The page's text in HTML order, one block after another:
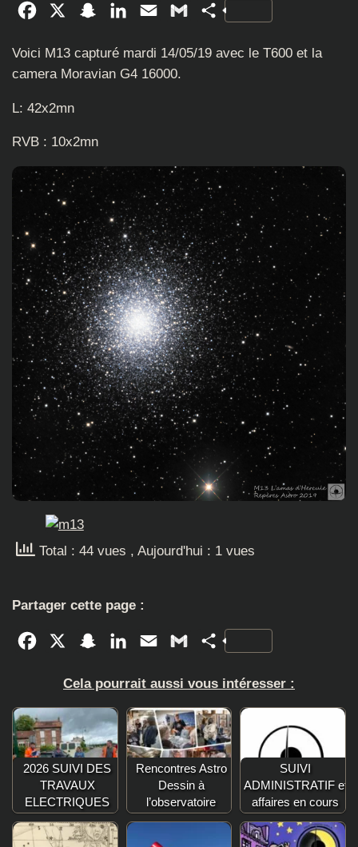
Facebook SnapchatLinkedInEmail GmailPartager
Voici M13 capturé mardi 14/05/19 avec le T600 et la
camera Moravian G4 16000.
L: 42x2mn
RVB : 10x2mn
Total : 44 vues , Aujourd'hui : 1 vues
Partager cette page :
Facebook SnapchatLinkedInEmail GmailPartager
Cela pourrait aussi vous intéresser :
2026 SUIVI DES
TRAVAUX
ELECTRIQUES
Rencontres Astro
Dessin à
l’observatoire
SUIVI
ADMINISTRATIF et
affaires en cours